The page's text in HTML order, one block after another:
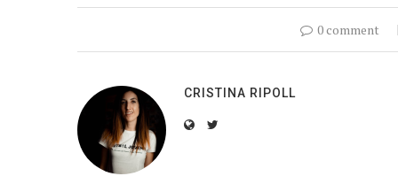
0 comment
CRISTINA RIPOLL